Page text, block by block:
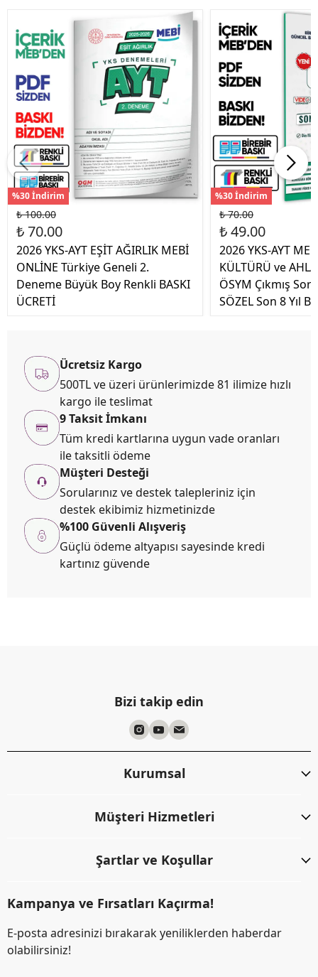
%30 İndirim
₺ 100.00
₺ 70.00
2026 YKS-AYT EŞİT AĞIRLIK MEBİ
ONLİNE Türkiye Geneli 2.
Deneme Büyük Boy Renkli BASKI
ÜCRETİ
%30 İndirim
₺ 70.00
₺ 49.00
2026 YKS-AYT
KÜLTÜRÜ ve
ÖSYM Çıkmış
SÖZEL Son 8 Yıl
Ücretsiz Kargo
500TL ve üzeri ürünlerimizde 81 ilimize hızlı
kargo ile teslimat
9 Taksit İmkanı
Tüm kredi kartlarına uygun vade oranları
ile taksitli ödeme
Müşteri Desteği
Sorularınız ve destek talepleriniz için
destek ekibimiz hizmetinizde
%100 Güvenli Alışveriş
Güçlü ödeme altyapısı sayesinde kredi
kartınız güvende
Bizi takip edin
Kurumsal
Müşteri Hizmetleri
Şartlar ve Koşullar
Kampanya ve Fırsatları Kaçırma!
E-posta adresinizi bırakarak yeniliklerden haberdar
olabilirsiniz!